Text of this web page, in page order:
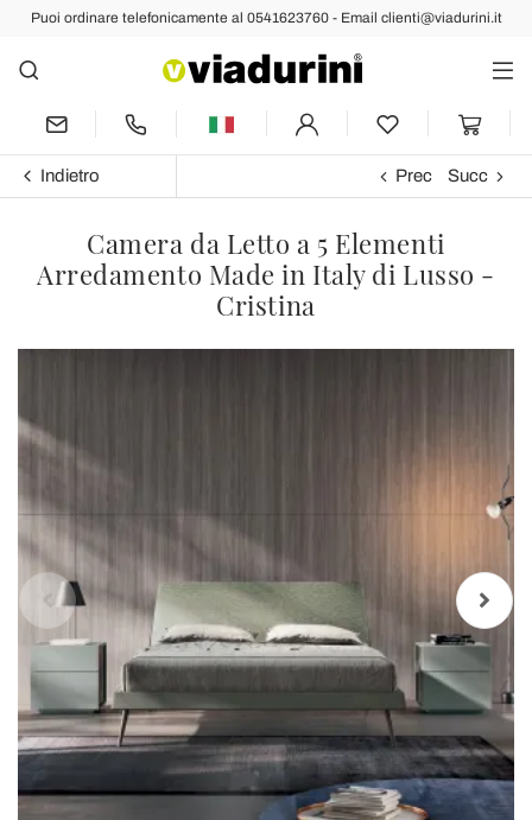
Puoi ordinare telefonicamente al 0541623760 - Email clienti@viadurini.it
Indietro Prec Succ
Camera da Letto a 5 Elementi
Arredamento Made in Italy di Lusso -
Cristina